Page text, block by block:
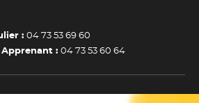
: 04 73 53 69 60
: 04 73 53 60 64